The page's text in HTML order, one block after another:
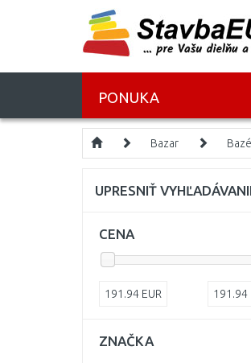
PONUKA
Bazar
UPRESNIŤ
CENA
191.94 EUR 191.94
ZNAČKA